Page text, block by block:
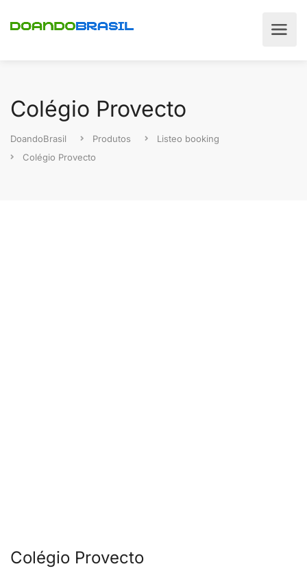
Colégio Provecto
DoandoBrasil Produtos
Listeo booking
Colégio Provecto
Colégio Provecto